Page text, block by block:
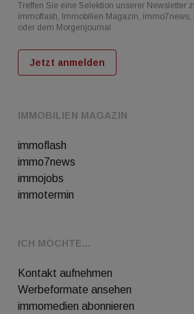
IMMOBILIEN MAGAZIN
immoflash
immo7news
immojobs
immotermin
ICH MÖCHTE...
Kontakt aufnehmen
Werbeformate ansehen
immomedien abonnieren
Treffen Sie eine Selektion unserer Newsletter
immoflash, Immobilien Magazin,
oder dem Morgenjournal
Jetzt anmelden